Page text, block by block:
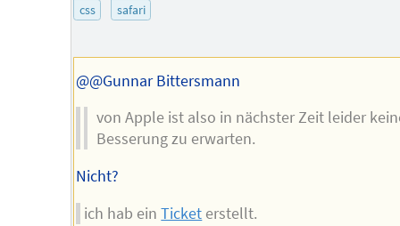
des
Autors
css safari
@@Gunnar Bittersmann
von Apple ist also in nächster Zeit leider
Besserung zu erwarten.
Nicht?
ich hab einTicket erstellt.